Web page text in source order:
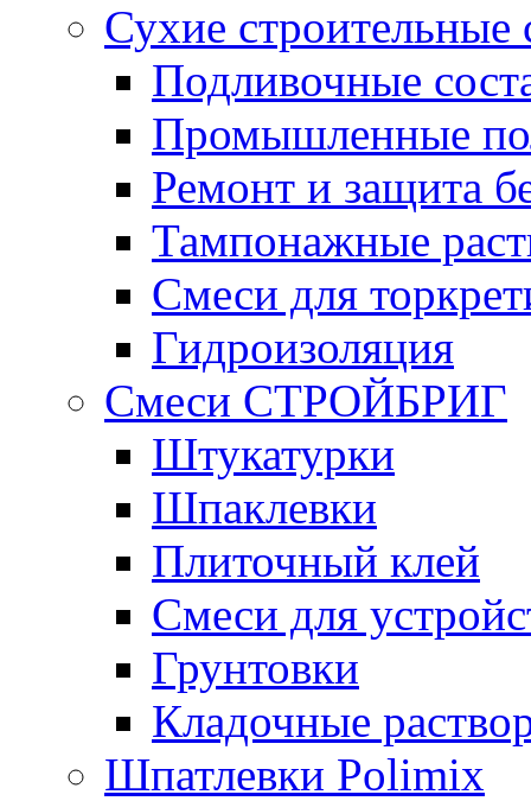
Сухие строительные
Подливочные
Промышленные
Ремонт и защита
Тампонажные
Смеси для
Гидроизоляция
Смеси СТРОЙБРИГ
Штукатурки
Шпаклевки
Плиточный клей
Смеси для
Грунтовки
Кладочные
Шпатлевки Polimix